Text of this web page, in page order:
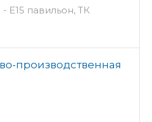
Е15 павильон, ТК
производственная